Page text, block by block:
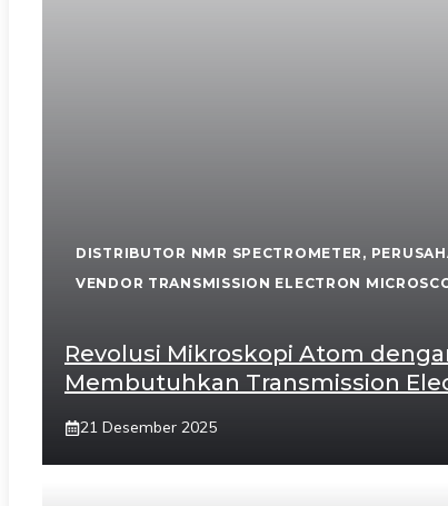
DISTRIBUTOR NMR SPECTROMETER ,
VENDOR TRANSMISSION ELECTRON
Revolusi Mikroskopi Atom
Membutuhkan Transmission
21 Desember 2025